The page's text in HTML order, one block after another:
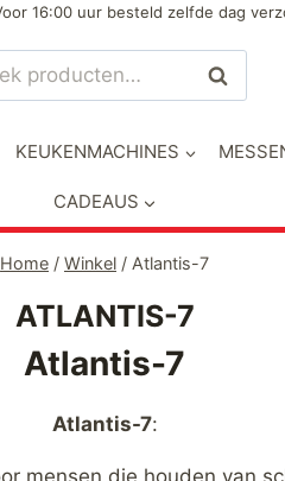
16:00 uur besteld zelfde dag
Zoeken
KEUKENMACHINES
CADEAUS
Home / Winkel / Atlantis-7
ATLANTIS-7
Atlantis-7
Atlantis-7:
mensen die houden van